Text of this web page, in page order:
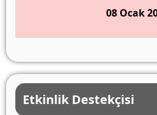
08 Ocak
Etkinlik Destekçisi